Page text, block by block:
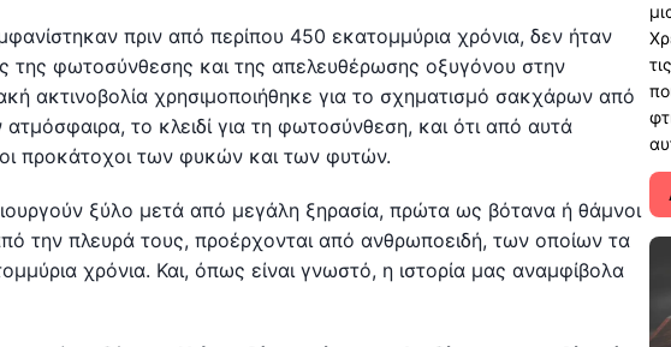
πριν από περίπου 450 εκατομμύρια χρόνια, δεν ήταν
της φωτοσύνθεσης και της απελευθέρωσης οξυγόνου στην
ακτινοβολία χρησιμοποιήθηκε για το σχηματισμό σακχάρων από
το κλειδί για τη φωτοσύνθεση, και ότι από αυτά
προκάτοχοι των φυκών και των φυτών.
ξύλο μετά από μεγάλη ξηρασία, πρώτα ως βότανα ή θάμνοι
την πλευρά τους, προέρχονται από ανθρωποειδή, των οποίων τα
χρόνια. Και, όπως είναι γνωστό, η ιστορία μας αναμφίβολα